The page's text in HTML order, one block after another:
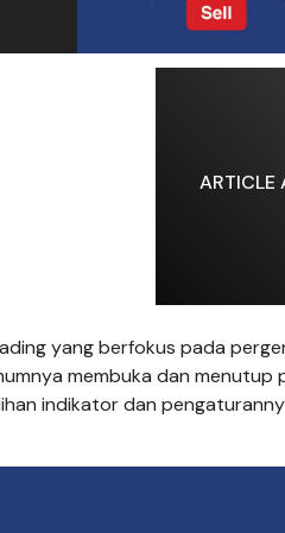
ARTICLE
yang berfokus pada
membuka dan
indikator dan